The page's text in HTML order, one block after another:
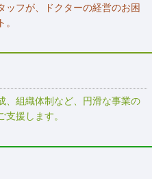
ッフが、ドクターの経営のお困
、組織体制など、円滑な事業の
援します。